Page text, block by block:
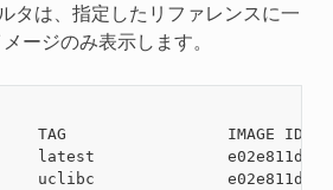
タは、指定したリファレンスに一
ージのみ表示します。
TAG                 IMAGE
latest
uclibc